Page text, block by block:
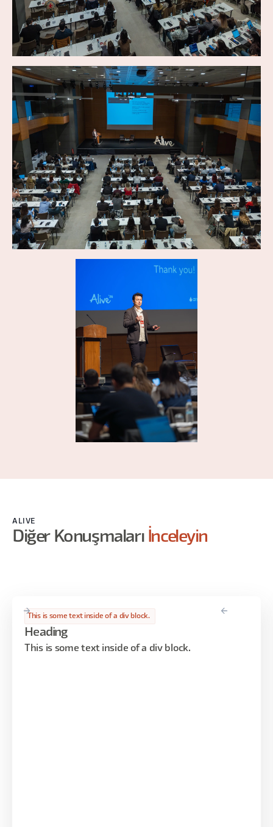
ALIVE
Diğer Konuşmaları İnceleyin
This is some text inside of a div block.
Heading
This is some text inside of a div block.